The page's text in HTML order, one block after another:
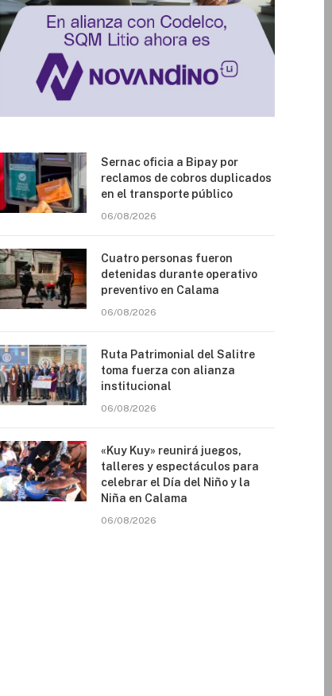
Sernac oficia a Bipay por
reclamos de cobros duplicados
en el transporte público
06/08/2026
Cuatro personas fueron
detenidas durante operativo
preventivo en Calama
06/08/2026
Ruta Patrimonial del Salitre
toma fuerza con alianza
institucional
06/08/2026
«Kuy Kuy» reunirá juegos,
talleres y espectáculos para
celebrar el Día del Niño y la
Niña en Calama
06/08/2026